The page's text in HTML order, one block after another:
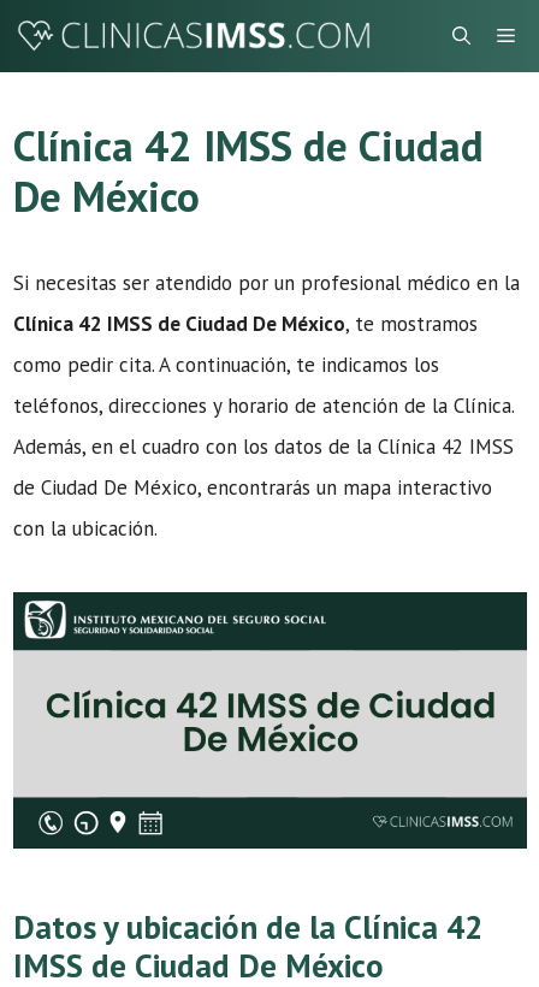
Saltar
Clínica 42 IMSS de Ciudad
De México
Si necesitas ser atendido por un profesional médico en la
Clínica 42 IMSS de Ciudad De México, te mostramos
como pedir cita. A continuación, te indicamos los
teléfonos, direcciones y horario de atención de la Clínica.
Además, en el cuadro con los datos de la Clínica 42 IMSS
de Ciudad De México, encontrarás un mapa interactivo
con la ubicación.
Datos y ubicación de la Clínica 42
IMSS de Ciudad De México